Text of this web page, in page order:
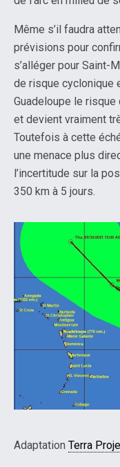
Même s’il faudra
prévisions pour
s’alléger pour Saint-
de risque cyclonique
Guadeloupe le
et devient vraiment
Toutefois à cette
une menace plus
l’incertitude sur la
350 km à 5 jours.
Adaptation Terra